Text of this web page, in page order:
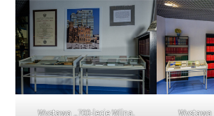
Wystawa „700-lecie Wilna. Wystawa